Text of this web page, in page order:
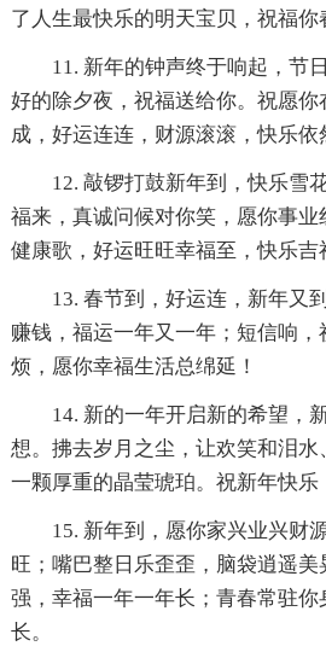
了人生最快乐的明天宝贝，祝福你
11. 新年的钟声终于响起，节
好的除夕夜，祝福送给你。祝愿
成，好运连连，财源滚滚，快乐依
12. 敲锣打鼓新年到，快乐雪
福来，真诚问候对你笑，愿你事
健康歌，好运旺旺幸福至，快乐吉
13. 春节到，好运连，新年又
赚钱，福运一年又一年；短信响
烦，愿你幸福生活总绵延！
14. 新的一年开启新的希望，
想。拂去岁月之尘，让欢笑和泪
一颗厚重的晶莹琥珀。祝新年快乐
15. 新年到，愿你家兴业兴财
旺；嘴巴整日乐歪歪，脑袋逍遥美
强，幸福一年一年长；青春常驻
长。